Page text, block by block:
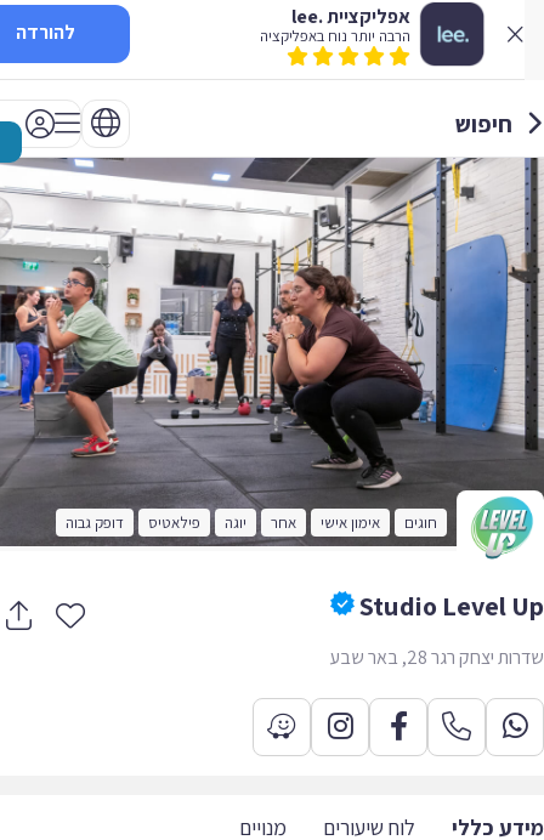
אפליקציית .lee
הרבה יותר נוח באפליקציה להורדה
חיפוש
חוגים אימון אישי אחר יוגה פילאטיס דופק גבוה
Studio Level
יצחק רגר 28, באר שבע
כללי לוח שיעורים מנויים